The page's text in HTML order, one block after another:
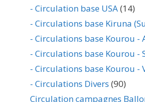
- Circulation base USA(14)
- Circulations base Kiruna
- Circulations base Kourou -
- Circulations base Kourou -
- Circulations base Kourou -
- Circulations Divers (90)
Circulation campagnes